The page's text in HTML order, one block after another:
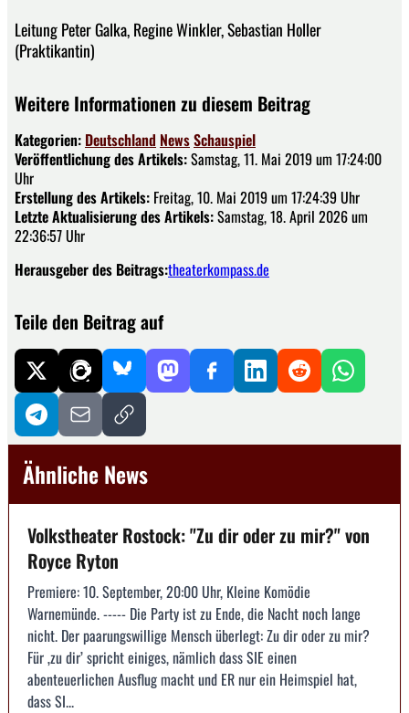
Leitung Peter Galka, Regine Winkler, Sebastian Holler
(Praktikantin)
Weitere Informationen zu diesem Beitrag
Kategorien: Deutschland NewsSchauspiel
Veröffentlichung des Artikels:Samstag, 11. Mai 2019 um 17:24:00
Uhr
Erstellung des Artikels: Freitag, 10. Mai 2019 um 17:24:39 Uhr
Letzte Aktualisierung des Artikels:Samstag, 18. April 2026 um
22:36:57 Uhr
Herausgeber des Beitrags:theaterkompass.de
Teile den Beitrag auf
Ähnliche News
Volkstheater Rostock: "Zu dir oder zu mir?" von
Royce Ryton
Premiere: 10. September, 20:00 Uhr, Kleine Komödie
Warnemünde. ----- Die Party ist zu Ende, die Nacht noch lange
nicht. Der paarungswillige Mensch überlegt: Zu dir oder zu mir?
Für ‚zu dir’ spricht einiges, nämlich dass SIE einen
abenteuerlichen Ausflug macht und ER nur ein Heimspiel hat,
dass SI...